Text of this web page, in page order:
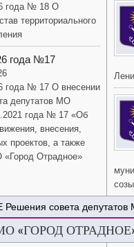
года № 18 О
территориального
года №17
года № 17 О внесении
депутатов МО
года № 17 «Об
внесения,
проектов, а также
«Город Отрадное»
Решения совета
«ГОРОД